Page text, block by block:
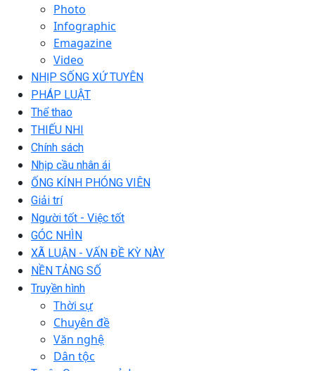
Photo
Infographic
Emagazine
Video
NHỊP SỐNG XỨ TUYÊN
PHÁP LUẬT
Thể thao
THIẾU NHI
Chính sách
Nhịp cầu nhân ái
ỐNG KÍNH PHÓNG VIÊN
Giải trí
Người tốt - Việc tốt
GÓC NHÌN
XÃ LUẬN - VẤN ĐỀ KỲ NÀY
NỀN TẢNG SỐ
Truyền hình
Thời sự
Chuyên đề
Văn nghệ
Dân tộc